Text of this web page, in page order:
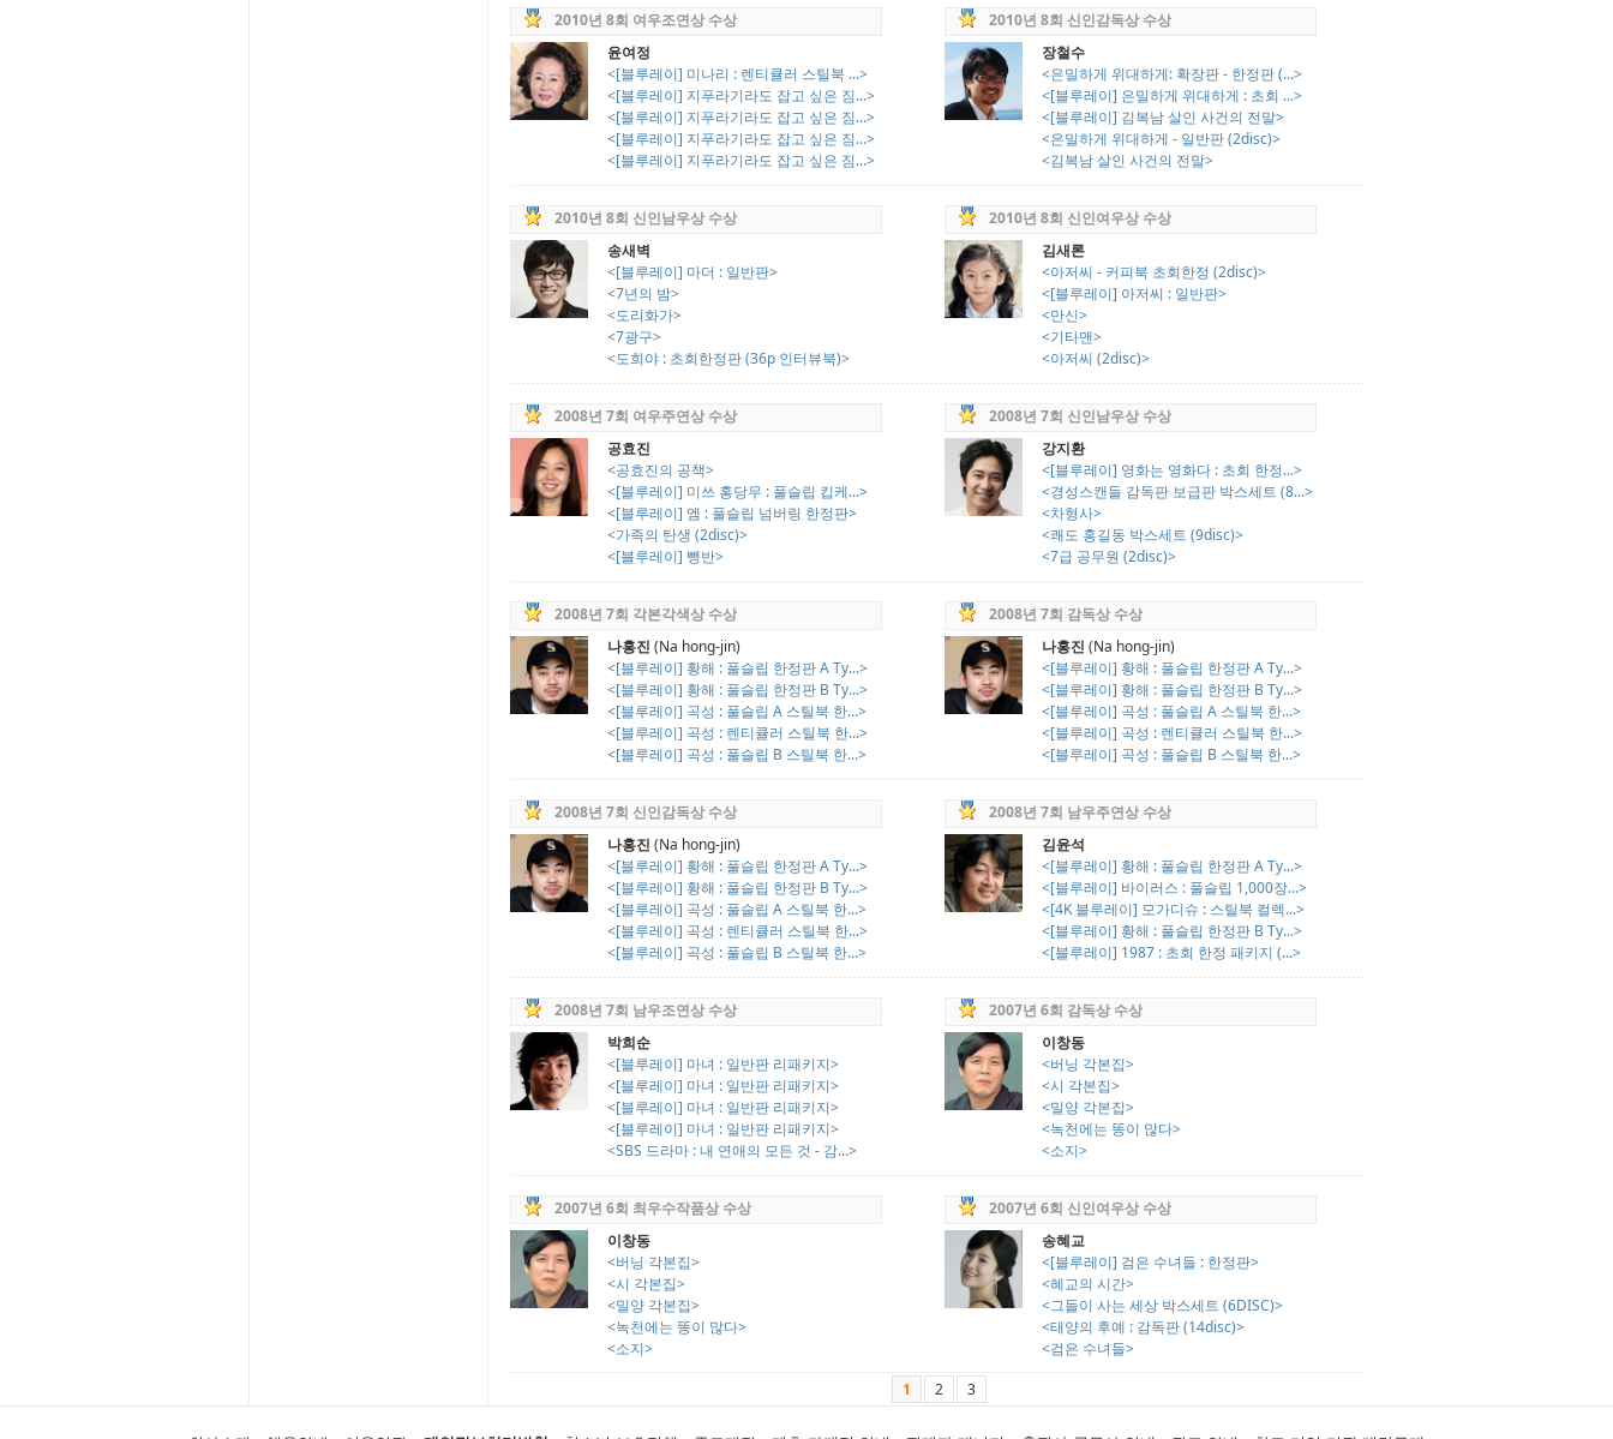
2010년 8회 여우조연상 수상
윤여정
<[블루레이] 미나리 : 렌티큘러 스틸북 ...>
<[블루레이] 지푸라기라도 잡고 싶은 짐...>
<[블루레이] 지푸라기라도 잡고 싶은 짐...>
<[블루레이] 지푸라기라도 잡고 싶은 짐...>
<[블루레이] 지푸라기라도 잡고 싶은 짐...>
2010년 8회 신인감독상 수상
장철수
<은밀하게 위대하게: 확장판 - 한정판 (...>
<[블루레이] 은밀하게 위대하게 : 초회 ...>
<[블루레이] 김복남 살인 사건의 전말>
<은밀하게 위대하게 - 일반판 (2disc)>
<김복남 살인 사건의 전말>
2010년 8회 신인남우상 수상
송새벽
<[블루레이] 마더 : 일반판>
<7년의 밤>
<도리화가>
<7광구>
<도희야 : 초회한정판 (36p 인터뷰북)>
2010년 8회 신인여우상 수상
김새론
<아저씨 - 커피북 초회한정 (2disc)>
<[블루레이] 아저씨 : 일반판>
<만신>
<기타맨>
<아저씨 (2disc)>
2008년 7회 여우주연상 수상
공효진
<공효진의 공책>
<[블루레이] 미쓰 홍당무 : 풀슬립 킵케...>
<[블루레이] 엠 : 풀슬립 넘버링 한정판>
<가족의 탄생 (2disc)>
<[블루레이] 뺑반>
2008년 7회 신인남우상 수상
강지환
<[블루레이] 영화는 영화다 : 초회 한정...>
<경성스캔들 감독판 보급판 박스세트 (8...>
<차형사>
<쾌도 홍길동 박스세트 (9disc)>
<7급 공무원 (2disc)>
2008년 7회 각본각색상 수상
나홍진 (Na hong-jin)
<[블루레이] 황해 : 풀슬립 한정판 A Ty...>
<[블루레이] 황해 : 풀슬립 한정판 B Ty...>
<[블루레이] 곡성 : 풀슬립 A 스틸북 한...>
<[블루레이] 곡성 : 렌티큘러 스틸북 한...>
<[블루레이] 곡성 : 풀슬립 B 스틸북 한...>
2008년 7회 감독상 수상
나홍진 (Na hong-jin)
<[블루레이] 황해 : 풀슬립 한정판 A Ty...>
<[블루레이] 황해 : 풀슬립 한정판 B Ty...>
<[블루레이] 곡성 : 풀슬립 A 스틸북 한...>
<[블루레이] 곡성 : 렌티큘러 스틸북 한...>
<[블루레이] 곡성 : 풀슬립 B 스틸북 한...>
2008년 7회 신인감독상 수상
나홍진 (Na hong-jin)
<[블루레이] 황해 : 풀슬립 한정판 A Ty...>
<[블루레이] 황해 : 풀슬립 한정판 B Ty...>
<[블루레이] 곡성 : 풀슬립 A 스틸북 한...>
<[블루레이] 곡성 : 렌티큘러 스틸북 한...>
<[블루레이] 곡성 : 풀슬립 B 스틸북 한...>
2008년 7회 남우주연상 수상
김윤석
<[블루레이] 황해 : 풀슬립 한정판 A Ty...>
<[블루레이] 바이러스 : 풀슬립 1,000장...>
<[4K 블루레이] 모가디슈 : 스틸북 컬렉...>
<[블루레이] 황해 : 풀슬립 한정판 B Ty...>
<[블루레이] 1987 : 초회 한정 패키지 (...>
2008년 7회 남우조연상 수상
박희순
<[블루레이] 마녀 : 일반판 리패키지>
<[블루레이] 마녀 : 일반판 리패키지>
<[블루레이] 마녀 : 일반판 리패키지>
<[블루레이] 마녀 : 일반판 리패키지>
<SBS 드라마 : 내 연애의 모든 것 - 감...>
2007년 6회 감독상 수상
이창동
<버닝 각본집>
<시 각본집>
<밀양 각본집>
<녹천에는 똥이 많다>
<소지>
2007년 6회 최우수작품상 수상
이창동
<버닝 각본집>
<시 각본집>
<밀양 각본집>
<녹천에는 똥이 많다>
<소지>
2007년 6회 신인여우상 수상
송혜교
<[블루레이] 검은 수녀들 : 한정판>
<혜교의 시간>
<그들이 사는 세상 박스세트 (6DISC)>
<태양의 후예 : 감독판 (14disc)>
<검은 수녀들>
1
2 3